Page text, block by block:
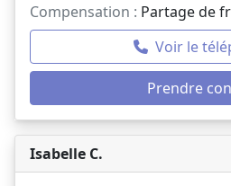
Compensation : Partage de
Voir le
Prendre
Isabelle C.